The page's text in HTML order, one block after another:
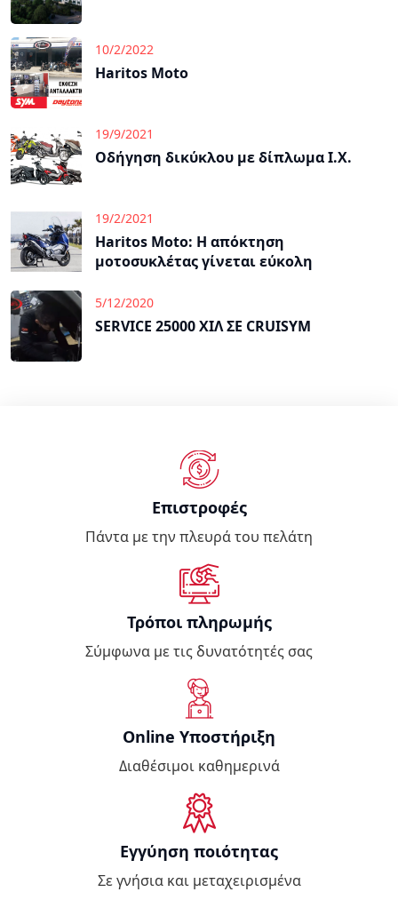
10/2/2022
Haritos Moto
19/9/2021
Οδήγηση δικύκλου με δίπλωμα Ι.Χ.
19/2/2021
Haritos Moto: Η απόκτηση
μοτοσυκλέτας γίνεται εύκολη
5/12/2020
SERVICE 25000 ΧΙΛ ΣΕ CRUISYM
Επιστροφές
Πάντα με την πλευρά του πελάτη
Τρόποι πληρωμής
Σύμφωνα με τις δυνατότητές σας
Online Υποστήριξη
Διαθέσιμοι καθημερινά
Εγγύηση ποιότητας
Σε γνήσια και μεταχειρισμένα